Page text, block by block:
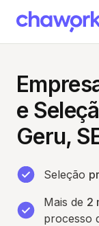
e
Geru,
Seleção
Mais de 2
processo